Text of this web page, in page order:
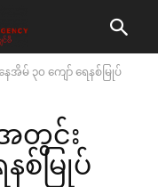
မ် ၃၀ ကျော် ရေနစ်မြုပ်
တွင်း
စ်မြုပ်